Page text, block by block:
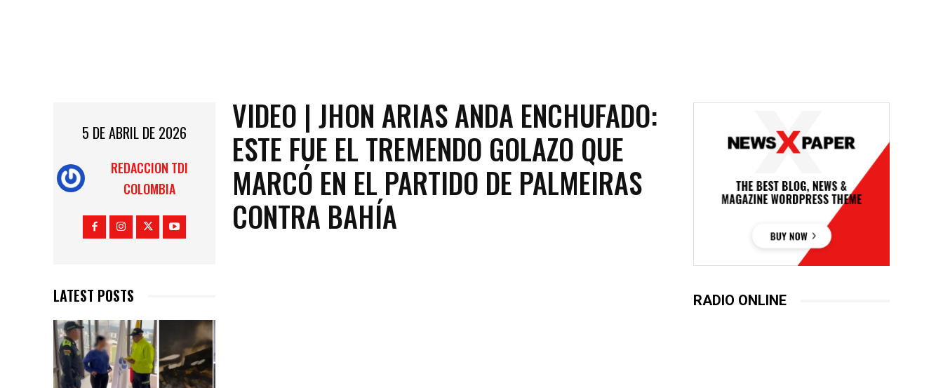
5 DE ABRIL DE 2026
REDACCION TDI
COLOMBIA
LATEST POSTS
VIDEO | JHON ARIAS ANDA ENCHUFADO:
ESTE FUE EL TREMENDO GOLAZO QUE
MARCÓ EN EL PARTIDO DE PALMEIRAS
CONTRA BAHÍA
RADIO ONLINE